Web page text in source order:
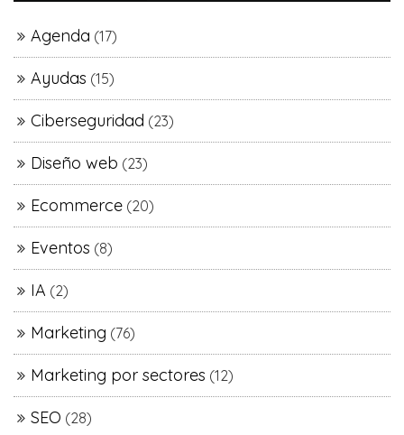
Agenda (17)
Ayudas (15)
Ciberseguridad (23)
Diseño web (23)
Ecommerce (20)
Eventos (8)
IA (2)
Marketing (76)
Marketing por sectores (12)
SEO (28)